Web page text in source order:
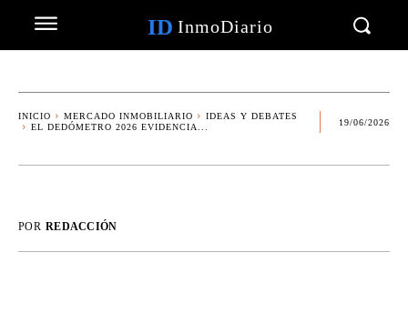
ID InmoDiario
INICIO MERCADO INMOBILIARIO
IDEAS Y DEBATES
EL DEDÓMETRO 2026 EVIDENCIA...
19/06/2026
POR REDACCIÓN